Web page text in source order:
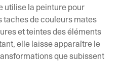
utilise la peinture pour
taches de couleurs mates
et teintes des éléments
elle laisse apparaître le
que subissent